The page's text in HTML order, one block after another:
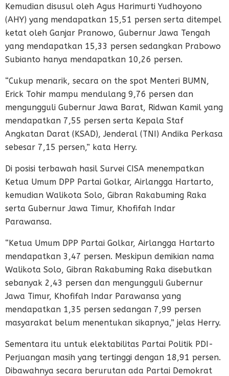
Kemudian disusul oleh Agus Harimurti Yudhoyono
(AHY) yang mendapatkan 15,51 persen serta ditempel
ketat oleh Ganjar Pranowo, Gubernur Jawa Tengah
yang mendapatkan 15,33 persen sedangkan Prabowo
Subianto hanya mendapatkan 10,26 persen.
“Cukup menarik, secara on the spot Menteri BUMN,
Erick Tohir mampu mendulang 9,76 persen dan
mengungguli Gubernur Jawa Barat, Ridwan Kamil yang
mendapatkan 7,55 persen serta Kepala Staf
Angkatan Darat (KSAD), Jenderal (TNI) Andika Perkasa
sebesar 7,15 persen,” kata Herry.
Di posisi terbawah hasil Survei CISA menempatkan
Ketua Umum DPP Partai Golkar, Airlangga Hartarto,
kemudian Walikota Solo, Gibran Rakabuming Raka
serta Gubernur Jawa Timur, Khofifah Indar
Parawansa.
“Ketua Umum DPP Partai Golkar, Airlangga Hartarto
mendapatkan 3,47 persen. Meskipun demikian nama
Walikota Solo, Gibran Rakabuming Raka disebutkan
sebanyak 2,43 persen dan mengungguli Gubernur
Jawa Timur, Khofifah Indar Parawansa yang
mendapatkan 1,35 persen sedangan 7,99 persen
masyarakat belum menentukan sikapnya,” jelas Herry.
Sementara itu untuk elektabilitas Partai Politik PDI-
Perjuangan masih yang tertinggi dengan 18,91 persen.
Dibawahnya secara berurutan ada Partai Demokrat